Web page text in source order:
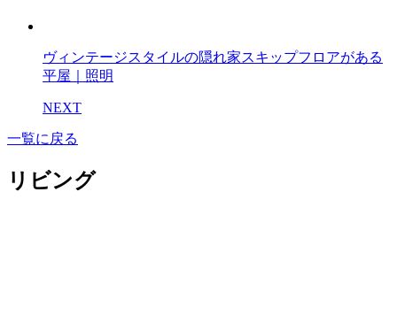
ヴィンテージスタイルの隠れ家スキップフロアがある
平屋｜照明
NEXT
一覧に戻る
リビング